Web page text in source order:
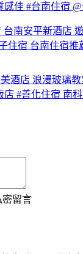
感佳 #台南住宿
南安平新酒店
住宿 台南住宿推
酒店 浪漫玻璃
店 #善化住宿 南
密留言